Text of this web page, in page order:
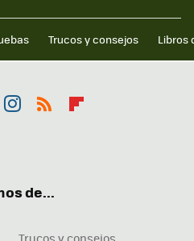
Trucos y consejos Libros
de...